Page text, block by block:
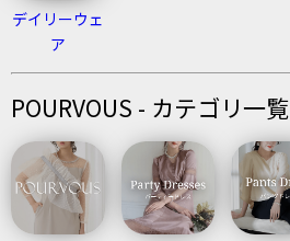
デイリーウェ
ア
POURVOUS - カテゴリ一覧